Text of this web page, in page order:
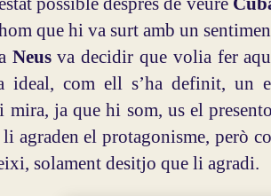
que hi va surt amb un
Neusva decidir que volia fer
ideal, com ell s’ha definit, un
mira, ja que hi som, us el
agraden el protagonisme, però
solament desitjo que li agradi.